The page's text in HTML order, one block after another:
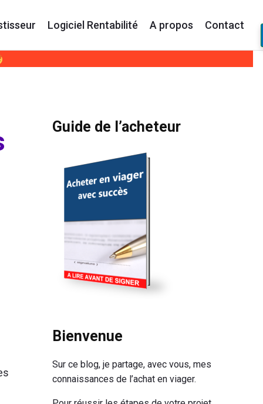
Logiciel Rentabilité A propos Contact
Primary
Guide de l’acheteur
Bienvenue
Sur ce blog, je partage, avec vous, mes
connaissances de l’achat en viager.